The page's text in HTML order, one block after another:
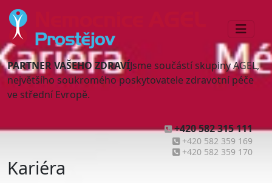
PARTNER VAŠEHO ZDRAVÍJsme součástí skupiny AGEL,
největšího soukromého poskytovatele zdravotní péče
ve střední Evropě.
+420 582 315 111
+420 582 359 169
+420 582 359 170
Kariéra